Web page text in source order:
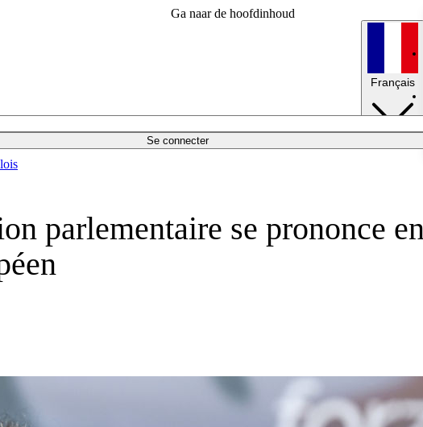
Ga naar de hoofdinhoud
Se connecter
Français
parlementaire se prononce